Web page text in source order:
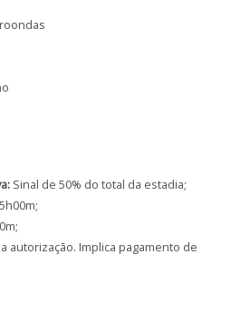
Sinal de 50% do total da estadia;
autorização. Implica pagamento de